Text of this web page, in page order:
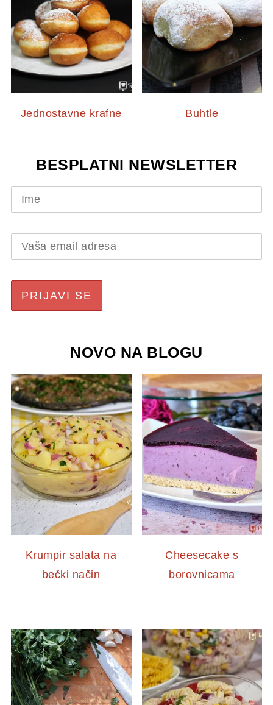
Jednostavne krafne Buhtle
BESPLATNI NEWSLETTER
NOVO NA BLOGU
Krumpir salata na
bečki način
Cheesecake s
borovnicama